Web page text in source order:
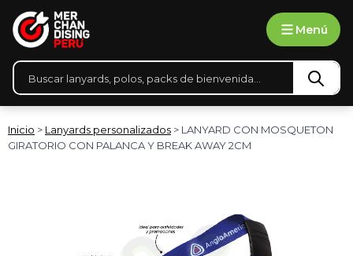
Menú
Búsqueda
Inicio > Lanyards personalizados > LANYARD CON MOSQUETON
GIRATORIO CON PALANCA Y BREAK AWAY 2CM